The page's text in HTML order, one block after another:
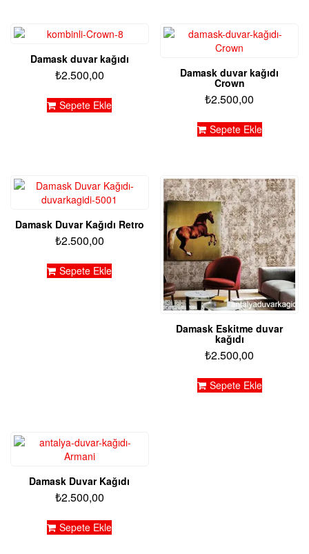
Damask duvar kağıdı
₺2.500,00
Sepete Ekle
Damask duvar kağıdı
Crown
₺2.500,00
Sepete Ekle
Damask Duvar Kağıdı Retro
₺2.500,00
Sepete Ekle
Damask Eskitme duvar
kağıdı
₺2.500,00
Sepete Ekle
Damask Duvar Kağıdı
₺2.500,00
Sepete Ekle